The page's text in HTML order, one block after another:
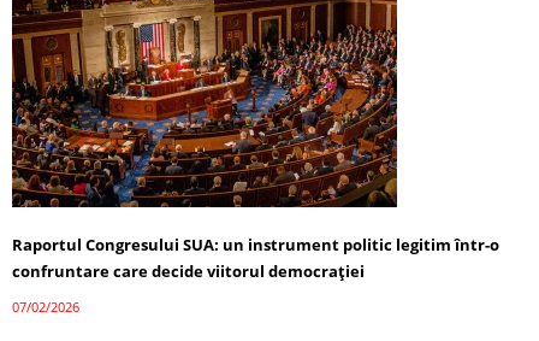
Raportul Congresului SUA: un instrument politic legitim într-o
confruntare care decide viitorul democrației
07/02/2026